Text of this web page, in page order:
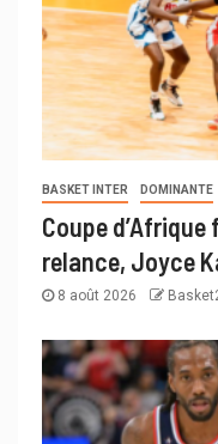
BASKET INTER DOMINANTE
Coupe d’Afrique
relance, Joyce
8 août 2026